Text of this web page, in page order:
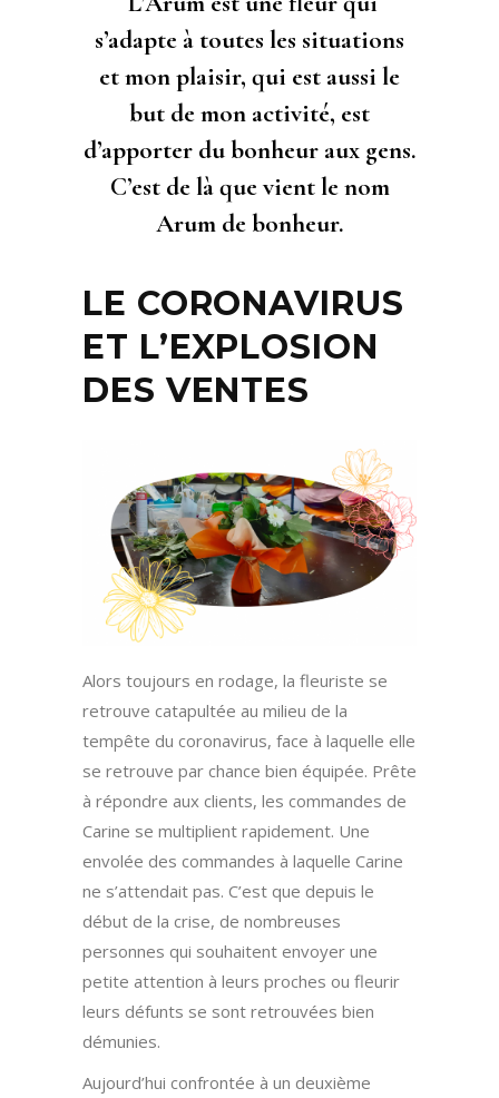
s’adapte à toutes les situations
et mon plaisir, qui est aussi le
but de mon activité, est
d’apporter du bonheur aux gens.
C’est de là que vient le nom
Arum de bonheur.
LE CORONAVIRUS
ET L’EXPLOSION
DES VENTES
Alors toujours en rodage, la fleuriste se
retrouve catapultée au milieu de la
tempête du coronavirus, face à laquelle elle
se retrouve par chance bien équipée. Prête
à répondre aux clients, les commandes de
Carine se multiplient rapidement. Une
envolée des commandes à laquelle Carine
ne s’attendait pas. C’est que depuis le
début de la crise, de nombreuses
personnes qui souhaitent envoyer une
petite attention à leurs proches ou fleurir
leurs défunts se sont retrouvées bien
démunies.
Aujourd’hui confrontée à un deuxième